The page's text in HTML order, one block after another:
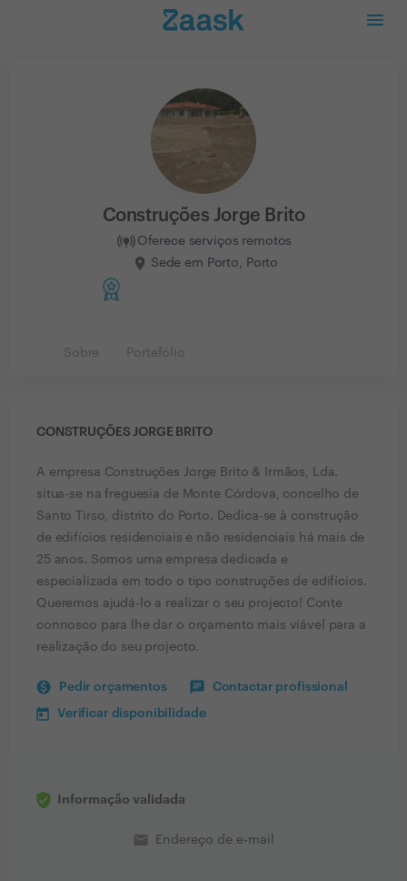
Construções Jorge Brito
Oferece serviços remotos
Sede em Porto, Porto
Sobre Portefólio
CONSTRUÇÕES JORGE BRITO
A empresa Construções Jorge Brito & Irmãos, Lda.
situa-se na freguesia de Monte Córdova, concelho de
Santo Tirso, distrito do Porto. Dedica-se à construção
de edifícios residenciais e não residenciais há mais de
25 anos. Somos uma empresa dedicada e
especializada em todo o tipo construções de edifícios.
Queremos ajudá-lo a realizar o seu projecto! Conte
connosco para lhe dar o orçamento mais viável para a
realização do seu projecto.
Pedir orçamentos Contactar profissional
Verificar disponibilidade
Informação validada
email Endereço de e-mail